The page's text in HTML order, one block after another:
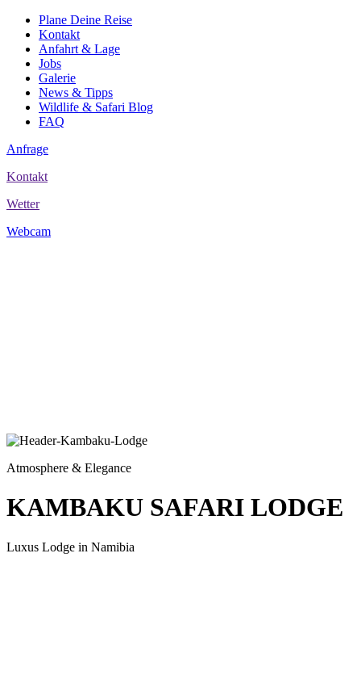
Plane Deine Reise
Kontakt
Anfahrt & Lage
Jobs
Galerie
News & Tipps
Wildlife & Safari Blog
FAQ
Anfrage
Kontakt
Wetter
Webcam
Atmosphere & Elegance
KAMBAKU SAFARI LODGE
Luxus Lodge in Namibia